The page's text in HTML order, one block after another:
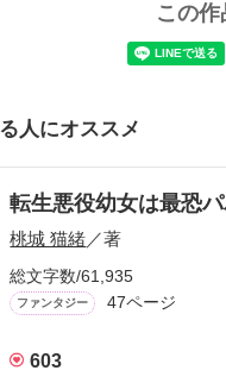
この
人にオススメ
転生悪役幼女は最恐
桃城 猫緒／著
総文字数/61,935
ファンタジー 47ページ
603